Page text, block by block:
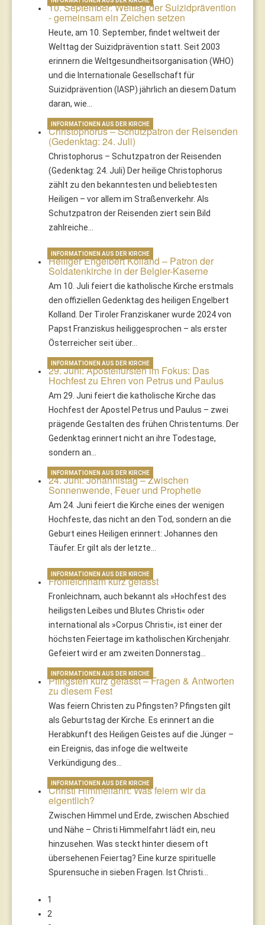
10. September: Welttag der Suizidprävention
- gemeinsam ein Zeichen setzen
Heute, am 10. September, findet weltweit der
Welttag der Suizidprävention statt. Seit 2003
erinnern die Weltgesundheitsorganisation (WHO)
und die Internationale Gesellschaft für
Suizidprävention (IASP) jährlich an diesem Datum
daran, wie…
Christophorus – Schutzpatron der Reisenden
(Gedenktag: 24. Juli)
Christophorus – Schutzpatron der Reisenden
(Gedenktag: 24. Juli) Der heilige Christophorus
zählt zu den bekanntesten und beliebtesten
Heiligen – vor allem im Straßenverkehr. Als
Schutzpatron der Reisenden ziert sein Bild
zahlreiche…
INFORMATIONEN AUS DER KIRCHE
Heiliger Engelbert Kolland – Patron der
Soldatenkirche in der Belgier-Kaserne
Am 10. Juli feiert die katholische Kirche erstmals
den offiziellen Gedenktag des heiligen Engelbert
Kolland. Der Tiroler Franziskaner wurde 2024 von
Papst Franziskus heiliggesprochen – als erster
Österreicher seit über…
INFORMATIONEN AUS DER KIRCHE
29. Juni: Apostelfürsten im Fokus: Das
Hochfest zu Ehren von Petrus und Paulus
Am 29. Juni feiert die katholische Kirche das
Hochfest der Apostel Petrus und Paulus – zwei
prägende Gestalten des frühen Christentums. Der
Gedenktag erinnert nicht an ihre Todestage,
sondern an…
INFORMATIONEN AUS DER KIRCHE
24. Juni: Johannistag – Zwischen
Sonnenwende, Feuer und Prophetie
Am 24. Juni feiert die Kirche eines der wenigen
Hochfeste, das nicht an den Tod, sondern an die
Geburt eines Heiligen erinnert: Johannes den
Täufer. Er gilt als der letzte…
INFORMATIONEN AUS DER KIRCHE
Fronleichnam kurz gefasst
Fronleichnam, auch bekannt als »Hochfest des
heiligsten Leibes und Blutes Christi« oder
international als »Corpus Christi«, ist einer der
höchsten Feiertage im katholischen Kirchenjahr.
Gefeiert wird er am zweiten Donnerstag…
INFORMATIONEN AUS DER KIRCHE
Pfingsten kurz gefasst – Fragen & Antworten
zu diesem Fest
Was feiern Christen zu Pfingsten? Pfingsten gilt
als Geburtstag der Kirche. Es erinnert an die
Herabkunft des Heiligen Geistes auf die Jünger –
ein Ereignis, das infoge die weltweite
Verkündigung des…
INFORMATIONEN AUS DER KIRCHE
Christi Himmelfahrt: Was feiern wir da
eigentlich?
Zwischen Himmel und Erde, zwischen Abschied
und Nähe – Christi Himmelfahrt lädt ein, neu
hinzusehen. Was steckt hinter diesem oft
übersehenen Feiertag? Eine kurze spirituelle
Spurensuche in sieben Fragen. Ist Christi…
INFORMATIONEN AUS DER KIRCHE
1
2